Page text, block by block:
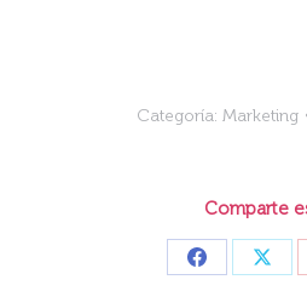
Categoría: Marketing
Comparte
Share
Share